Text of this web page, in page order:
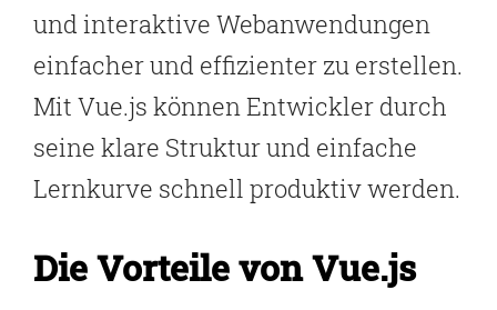
und interaktive Webanwendungen
einfacher und effizienter zu erstellen.
Mit Vue.js können Entwickler durch
seine klare Struktur und einfache
Lernkurve schnell produktiv werden.
Die Vorteile von Vue.js